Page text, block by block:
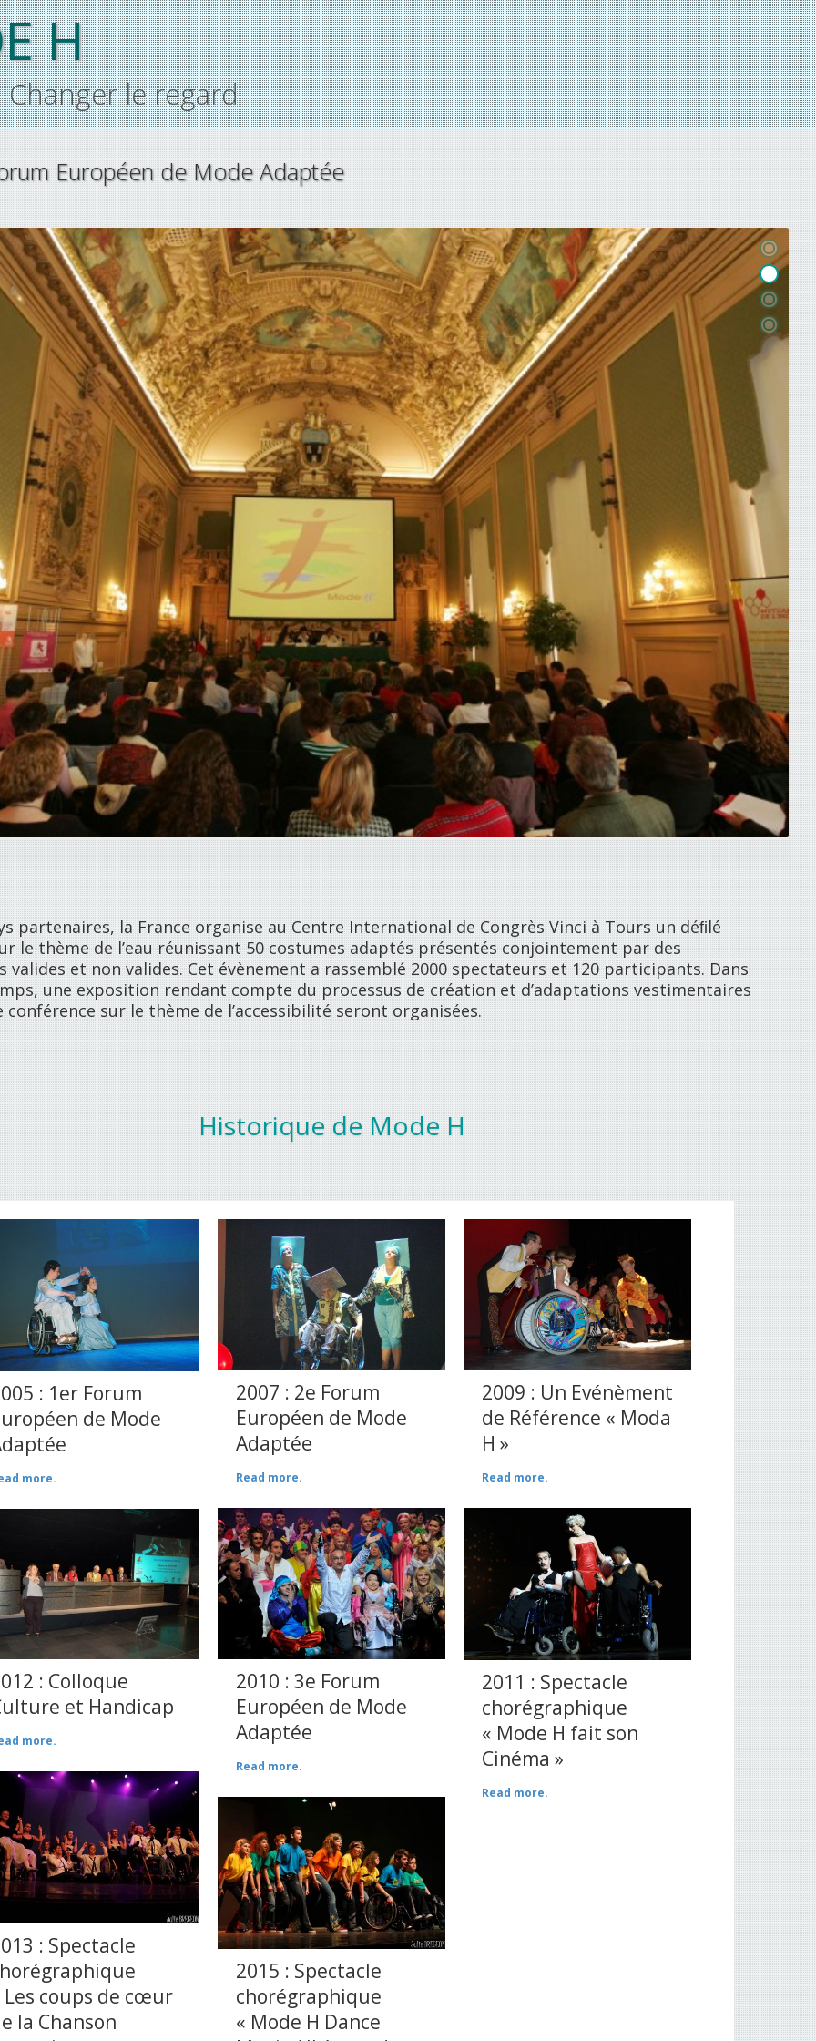
H
Changer le regard
Européen de Mode Adaptée
1
3
4
partenaires, la France organise au Centre International de Congrès Vinci à Tours un déﬁlé
le thème de l’eau réunissant 50 costumes adaptés présentés conjointement par des
valides et non valides. Cet évènement a rassemblé 2000 spectateurs et 120 participants. Dans
une exposition rendant compte du processus de création et d’adaptations vestimentaires
conférence sur le thème de l’accessibilité seront organisées.
Historique de Mode H
: 1er Forum
de Mode
more.
2007 : 2e Forum
Européen de Mode
Adaptée
Read more.
2009 : Un Evénèment
de Référence « Moda
H »
Read more.
2010 : 3e Forum
Européen de Mode
Adaptée
Read more.
2011 : Spectacle
chorégraphique
« Mode H fait son
Cinéma »
Read more.
: Colloque
et Handicap
more.
: Spectacle
Les coups de cœur
la Chanson
2015 : Spectacle
chorégraphique
« Mode H Dance